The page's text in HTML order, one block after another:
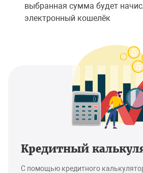
выбранная сумма будет
электронный кошелёк
Кредитный
С помощью кредитного